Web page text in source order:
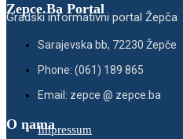
Zepce.Ba Portal
Gradski informativni portal Žepča
Sarajevska bb, 72230 Žepče
Phone: (061) 189 865
Email: zepce @ zepce.ba
O namaImpressum